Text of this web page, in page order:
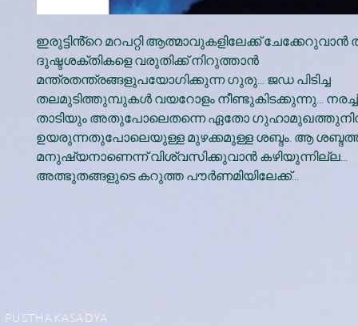
ഇരുട്ടിൻ്റെ മറപറ്റി ആത്മാവുകളിലേക്ക്
ദുഷ്ടശക്തികളെ വരുതിക്ക് നിറുത്താൻ
മന്ത്രതന്ത്രങ്ങളുപയോഗിക്കുന്ന ഗുരു... ജഡ പിടിച്ച
തലമുടിത്തുമ്പുകൾ വയറോളം നീണ്ടുകിടക്കുന്നു... നരച്ച്
താടിയും അതുപോലെതന്നെ ഏതോ
ഉയരുന്നതുപോലെയുള്ള മുഴക്കമുള്ള ശബ്ദം. ആ
മനുഷ്യനാണെന്ന് വിശ്വസിക്കുവാൻ കഴിയുന്നില്ല...
അത്ഭുതങ്ങളുടെ കറുത്ത പൗർണമിയിലേക്ക്...
PUSTHAKASADYA